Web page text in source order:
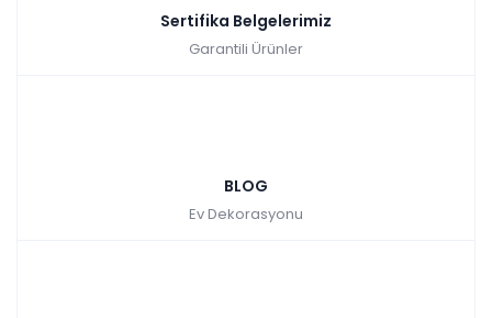
Sertifika Belgelerimiz
Garantili Ürünler
BLOG
Ev Dekorasyonu